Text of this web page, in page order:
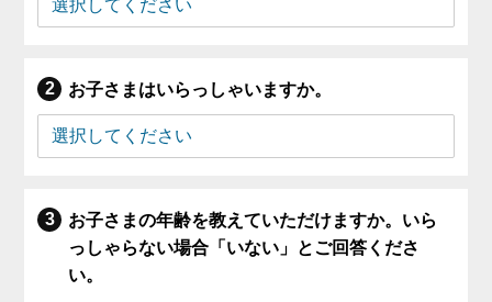
お子さまはいらっしゃいますか。
お子さまの年齢を教えていただけますか。いら
っしゃらない場合「いない」とご回答くださ
い。